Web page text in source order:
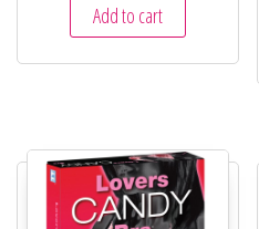
Add to cart